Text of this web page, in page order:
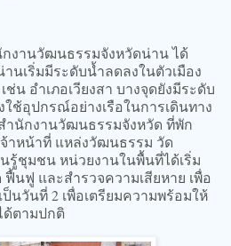
กงานวัฒนธรรมจังหวัดน่าน ได้
นเริ่มมีระดับน้ำลดลงในตัวเมือง
น อำเภอเวียงสา บางจุดยังมีระดับ
ใช้อุปกรณ์อย่างเรือในการเดินทาง
ำนักงานวัฒนธรรมจังหวัด ที่พัก
าหน้าที่ แหล่งวัฒนธรรม วัด
รู้ชุมชน หน่วยงานในพื้นที่ได้เริ่ม
นฟู และสำรวจความเสียหาย เพื่อ
นวันที่ 2 เพื่อเตรียมความพร้อมให้
ด้ตามปกติ